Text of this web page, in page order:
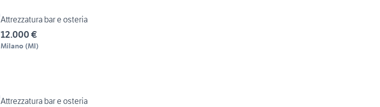
Attrezzatura bar e osteria
12.000 €
Milano (MI)
Attrezzatura bar e osteria